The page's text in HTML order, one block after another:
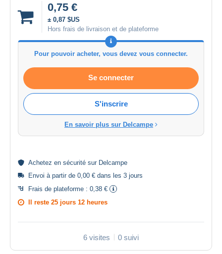
0,75 €
± 0,87 $US
Hors frais de livraison et de plateforme
Pour pouvoir acheter, vous devez vous connecter.
Se connecter
S'inscrire
En savoir plus sur Delcampe
Achetez en sécurité sur Delcampe
Envoi à partir de 0,00 € dans les 3 jours
Frais de plateforme : 0,38 €
Il reste 25 jours 12 heures
6 visites 0 suivi